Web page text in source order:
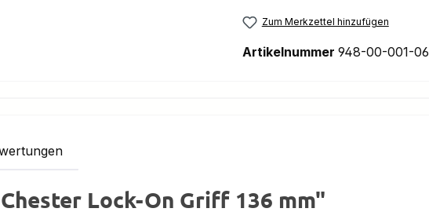
Zum Merkzettel hinzufügen
Artikelnummer 948-00-001-06
Lock-On Griff 136 mm"